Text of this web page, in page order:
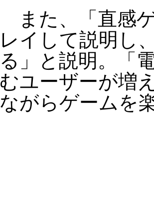
また、「直感
レイして説明し
る」と説明。「
むユーザーが増
ながらゲームを